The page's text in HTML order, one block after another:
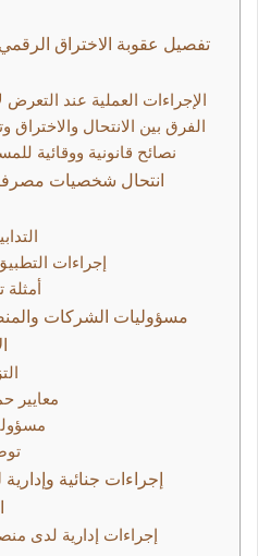
الإجراءات العملية عند التعرض
الفرق بين الانتحال والاختراق
نصائح قانونية ووقائية
انتحال شخصيات
إجراءات
مسؤوليات الشركات
معايير
إجراءات جنائية
إجراءات إدارية لدى